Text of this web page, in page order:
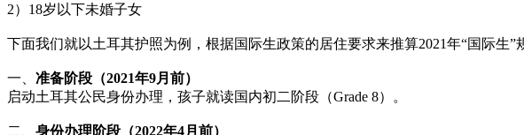
2）18岁以下未婚子女
下面我们就以土耳其护照为例，根据国际生政策的居住要求来推算2021年“国际生”
一、 准备阶段（2021年9月前）
启动土耳其公民身份办理，孩子就读国内初二阶段（Grade 8）。
二、 身份办理阶段（2022年4月前）